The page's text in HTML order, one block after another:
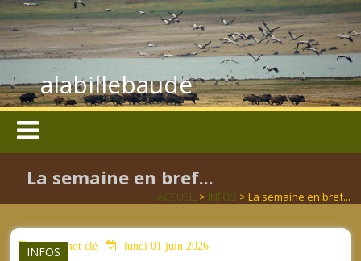
alabillebaude
La semaine en bref...
ACCUEIL> INFOS > La semaine en bref...
INFOS
aucun mot clé lundi 01 juin 2026